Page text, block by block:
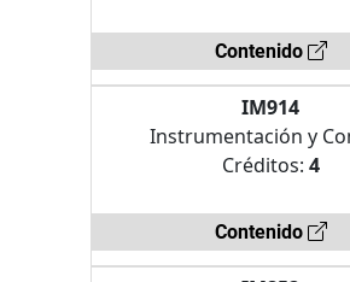
Contenido
IM914
Instrumentación y
Créditos: 4
Contenido